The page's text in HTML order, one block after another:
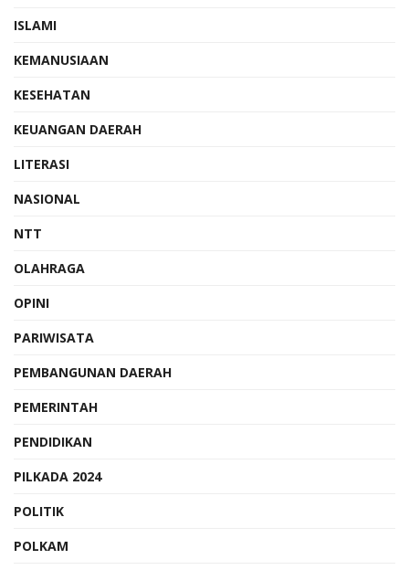
ISLAMI
KEMANUSIAAN
KESEHATAN
KEUANGAN DAERAH
LITERASI
NASIONAL
NTT
OLAHRAGA
OPINI
PARIWISATA
PEMBANGUNAN DAERAH
PEMERINTAH
PENDIDIKAN
PILKADA 2024
POLITIK
POLKAM